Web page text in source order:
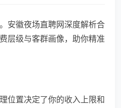
安徽夜场直聘网深度解析合
层级与客群画像，助你精准
位置决定了你的收入上限和